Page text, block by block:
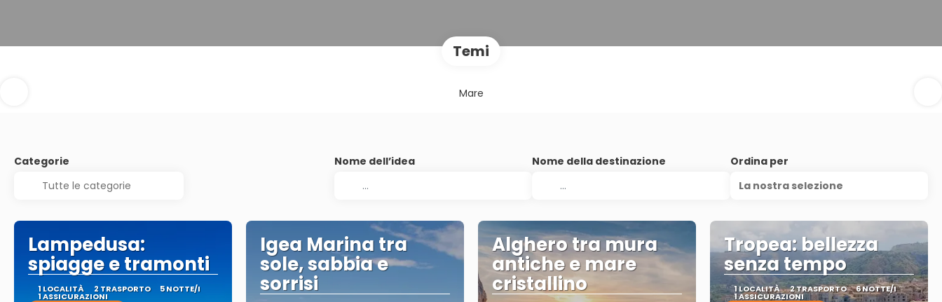
Temi
Mare
Categorie Nome dell’idea Nome della destinazione
Ordina per
La nostra selezione
Lampedusa:
spiagge e tramonti
1 LOCALITÀ 2 TRASPORTO 5 NOTTE/I
1 ASSICURAZIONI
Igea Marina tra
sole, sabbia e
sorrisi
Alghero tra mura
antiche e mare
cristallino
Tropea: bellezza
senza tempo
1 LOCALITÀ 2 TRASPORTO 6 NOTTE/I
1 ASSICURAZIONI